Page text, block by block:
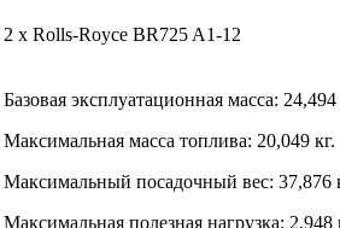
2 x Rolls-Royce BR725 A1-12
Базовая эксплуатационная масса: 24,494
Максимальная масса топлива: 20,049 кг.
Максимальный посадочный вес: 37,876
Максимальная полезная нагрузка: 2,948